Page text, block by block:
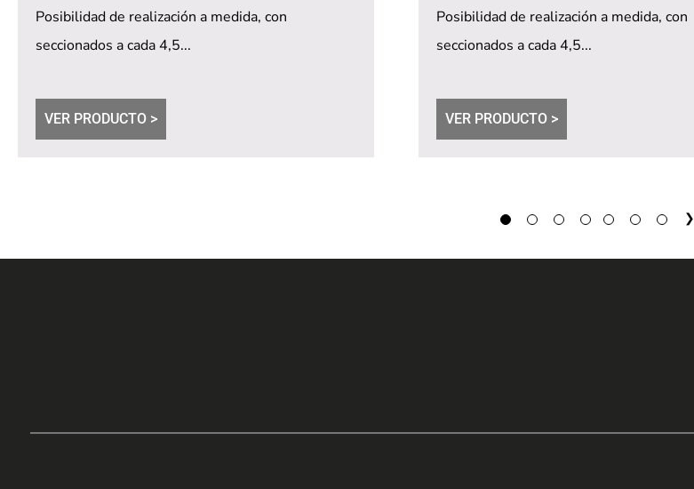
Posibilidad de realización a medida, con
seccionados a cada 4,5...
VER PRODUCTO >
Posibilidad de realización a medida, con
seccionados a cada 4,5...
VER PRODUCTO >
1 2 3 4 23 24 25 →